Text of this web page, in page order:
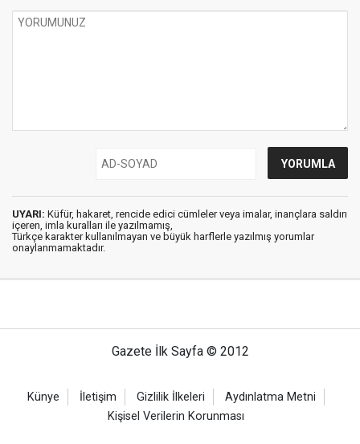
UYARI: Küfür, hakaret, rencide edici cümleler veya imalar, inançlara saldırı
içeren, imla kuralları ile yazılmamış,
Türkçe karakter kullanılmayan ve büyük harflerle yazılmış yorumlar
onaylanmamaktadır.
Gazete İlk Sayfa © 2012
Künye İletişim Gizlilik İlkeleri
Aydınlatma Metni
Kişisel Verilerin Korunması